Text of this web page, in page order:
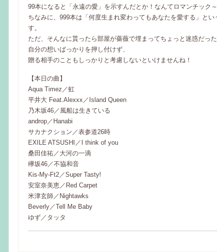
99本になると「永遠の愛」を示すんだとか！なんてロマンチック
ちなみに、999本は「何度生まれ変わってもあなたを愛する」とい
す。
ただ、そんなに貰ったら部屋が薔薇で埋まってちょっと迷惑だっ
自分の想いばっかりを押し付けず、
贈る相手のこともしっかりと考慮しないといけませんね！
【本日の曲】
Aqua Timez／虹
平井大 Feat.Alexxx／Island Queen
乃木坂46／風船は生きている
androp／Hanabi
サカナクション／表参道26時
EXILE ATSUSHI／I think of you
桑田佳祐／大河の一滴
欅坂46／不協和音
Kis-My-Ft2／Super Tasty!
安室奈美恵／Red Carpet
米津玄師／Nightawks
Beverly／Tell Me Baby
ゆず／タッタ